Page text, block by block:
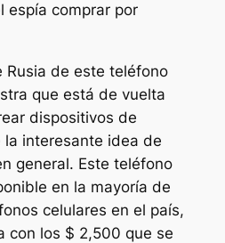
espía comprar por
Rusia de este teléfono
que está de vuelta
dispositivos de
interesante idea de
general. Este teléfono
en la mayoría de
celulares en el país,
con los $ 2,500 que se